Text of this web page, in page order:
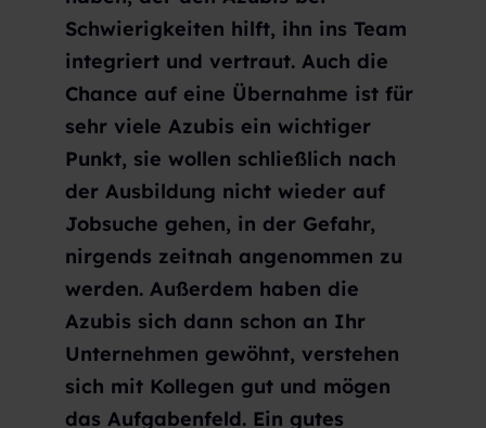
Schwierigkeiten hilft, ihn ins Team
integriert und vertraut. Auch die
Chance auf eine Übernahme ist für
sehr viele Azubis ein wichtiger
Punkt, sie wollen schließlich nach
der Ausbildung nicht wieder auf
Jobsuche gehen, in der Gefahr,
nirgends zeitnah angenommen zu
werden. Außerdem haben die
Azubis sich dann schon an Ihr
Unternehmen gewöhnt, verstehen
sich mit Kollegen gut und mögen
das Aufgabenfeld. Ein gutes